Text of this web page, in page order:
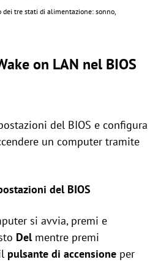
dei tre stati di alimentazione: sonno,
on LAN nel BIOS
del BIOS e configura
un computer tramite
del BIOS
si avvia, premi e
Delmentre premi
pulsante di accensione per